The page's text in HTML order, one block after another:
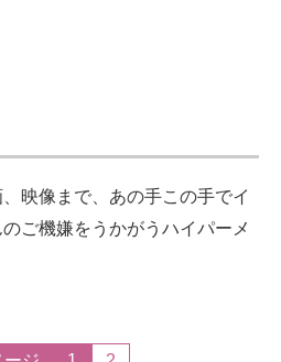
映像まで、あの手この手でイ
ご機嫌をうかがうハイパーメ